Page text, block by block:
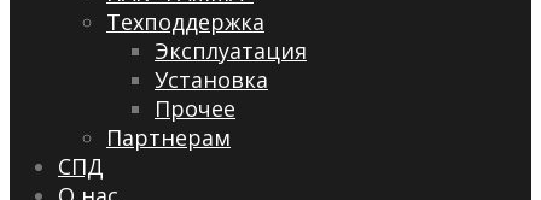
Техподдержка
Эксплуатация
Установка
Прочее
Партнерам
СПД